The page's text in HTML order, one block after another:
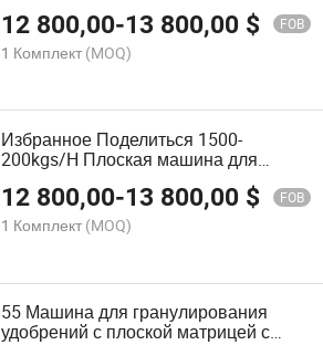
12 800,00-13 800,00 $ FOB
1 Комплект (MOQ)
Избранное Поделиться 1500-
200kgs/H Плоская машина для
удобрений в гранулах на продажу
12 800,00-13 800,00 $ FOB
1 Комплект (MOQ)
55 Машина для гранулирования
удобрений с плоской матрицей с